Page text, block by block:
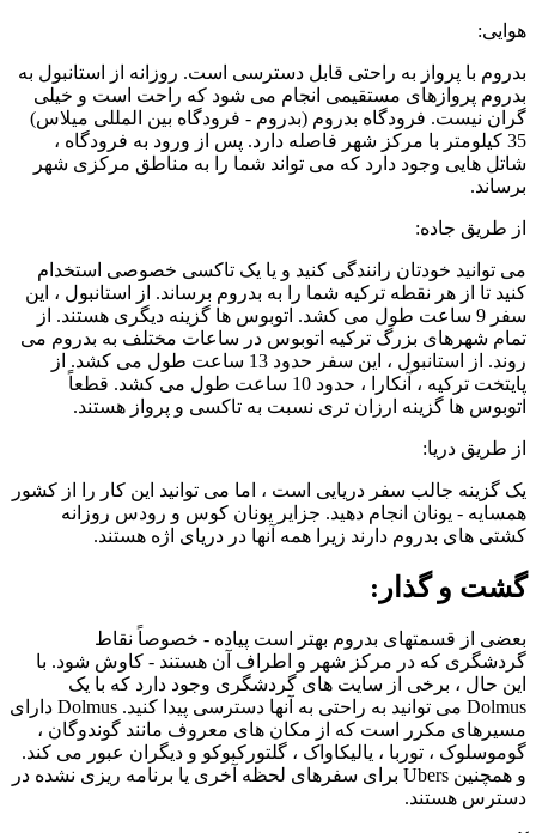
هوایی:
بدروم با پرواز به راحتی قابل دسترسی است. روزانه از استانبول به
بدروم پروازهای مستقیمی انجام می شود که راحت است و خیلی
گران نیست. فرودگاه بدروم (بدروم - فرودگاه بین المللی میلاس)
35 کیلومتر با مرکز شهر فاصله دارد. پس از ورود به فرودگاه ،
شاتل هایی وجود دارد که می تواند شما را به مناطق مرکزی شهر
برساند.
از طریق جاده:
می توانید خودتان رانندگی کنید و یا یک تاکسی خصوصی استخدام
کنید تا از هر نقطه ترکیه شما را به بدروم برساند. از استانبول ، این
سفر 9 ساعت طول می کشد. اتوبوس ها گزینه دیگری هستند. از
تمام شهرهای بزرگ ترکیه اتوبوس در ساعات مختلف به بدروم می
روند. از استانبول ، این سفر حدود 13 ساعت طول می کشد. از
پایتخت ترکیه ، آنکارا ، حدود 10 ساعت طول می کشد. قطعاً
اتوبوس ها گزینه ارزان تری نسبت به تاکسی و پرواز هستند.
از طریق دریا:
یک گزینه جالب سفر دریایی است ، اما می توانید این کار را از کشور
همسایه - یونان انجام دهید. جزایر یونان کوس و رودس روزانه
کشتی های بدروم دارند زیرا همه آنها در دریای اژه هستند.
گشت و گذار:
بعضی از قسمتهای بدروم بهتر است پیاده - خصوصاً نقاط
گردشگری که در مرکز شهر و اطراف آن هستند - کاوش شود. با
این حال ، برخی از سایت های گردشگری وجود دارد که با یک
Dolmus می توانید به راحتی به آنها دسترسی پیدا کنید. Dolmus دارای
مسیرهای مکرر است که از مکان های معروف مانند گوندوگان ،
گوموسلوک ، توربا ، یالیکاواک ، گلتورکبوکو و دیگران عبور می کند.
و همچنین Ubers برای سفرهای لحظه آخری یا برنامه ریزی نشده در
دسترس هستند.